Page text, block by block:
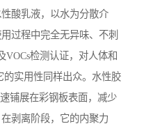
酸乳液，以水为分散介
过程中完全无异味、不刺
检测认证，对人体和
实用性同样出众。水性胶
铺展在彩钢板表面，减少
剥离阶段，它的内聚力